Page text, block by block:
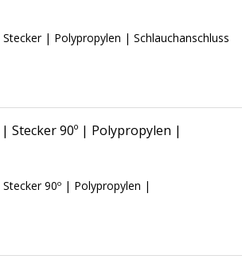
Stecker | Polypropylen | Schlauchanschluss
| Stecker 90º | Polypropylen |
Stecker 90º | Polypropylen |